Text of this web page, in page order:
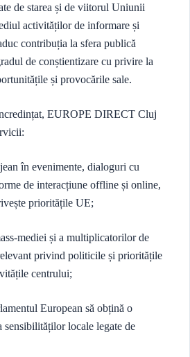
de starea și de viitorul Uniunii
activităților de informare și
contribuția la sfera publică
de conștientizare cu privire la
și provocările sale.
EUROPE DIRECT Cluj
în evenimente, dialoguri cu
de interacțiune offline și online,
prioritățile UE;
mediei și a multiplicatorilor de
privind politicile și prioritățile
centrului;
European să obțină o
sensibilităților locale legate de